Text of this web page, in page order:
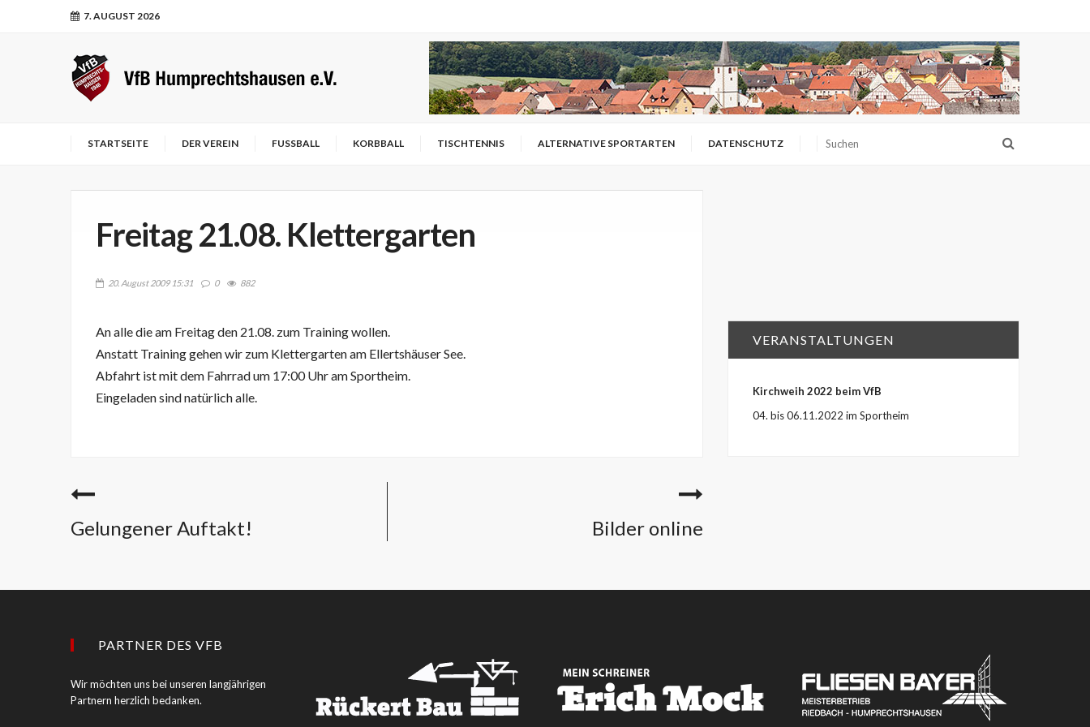
7. AUGUST 2026
STARTSEITE DER VEREIN FUSSBALL KORBBALL TISCHTENNIS ALTERNATIVE SPORTARTEN DATENSCHUTZ
Freitag 21.08. Klettergarten
20. August 2009 15:31 0 882
An alle die am Freitag den 21.08. zum Training wollen.
Anstatt Training gehen wir zum Klettergarten am Ellertshäuser See.
Abfahrt ist mit dem Fahrrad um 17:00 Uhr am Sportheim.
Eingeladen sind natürlich alle.
Gelungener Auftakt! Bilder online
VERANSTALTUNGEN
Kirchweih 2022 beim VfB
04. bis 06.11.2022 im Sportheim
PARTNER DES VFB
Wir möchten uns bei unseren langjährigen
Partnern herzlich bedanken.